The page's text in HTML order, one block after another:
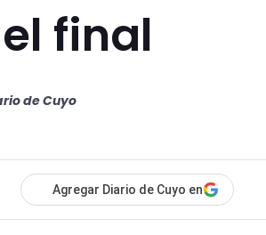
final
de Cuyo
Agregar Diario de Cuyo en